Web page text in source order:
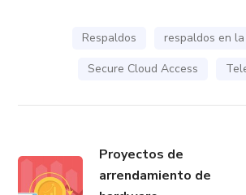
Respaldos
respaldos en
Secure Cloud Access
Proyectos de
arrendamiento de